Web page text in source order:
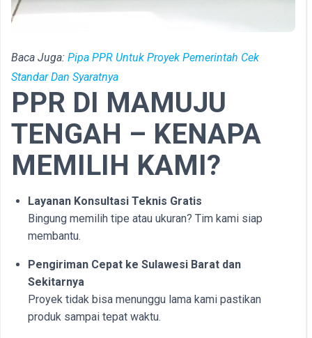
Baca Juga: Pipa PPR Untuk Proyek Pemerintah Cek
Standar Dan Syaratnya
PPR DI MAMUJU
TENGAH – KENAPA
MEMILIH KAMI?
Layanan Konsultasi Teknis Gratis
Bingung memilih tipe atau ukuran? Tim kami siap
membantu.
Pengiriman Cepat ke Sulawesi Barat dan
Sekitarnya
Proyek tidak bisa menunggu lama kami pastikan
produk sampai tepat waktu.